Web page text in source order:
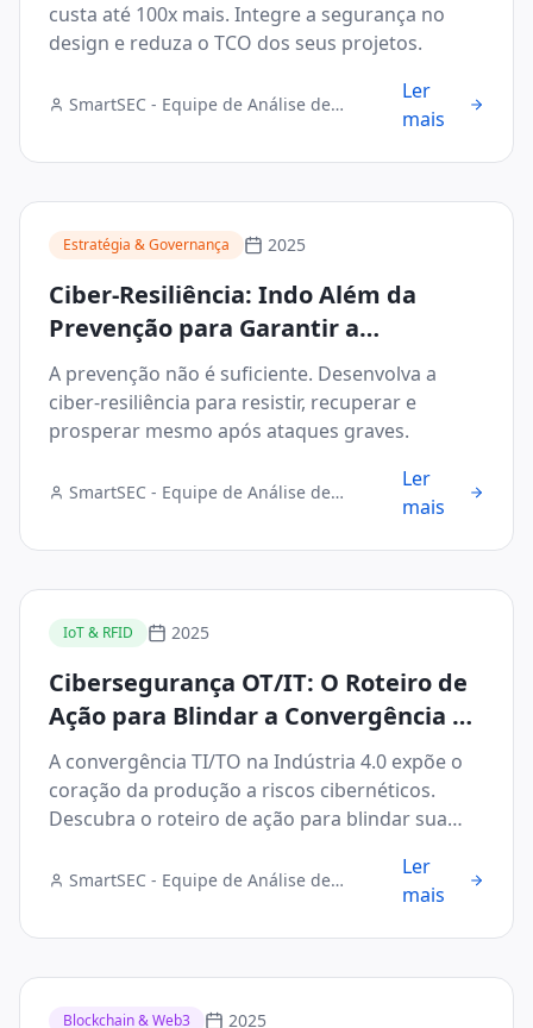
custa até 100x mais. Integre a segurança no
design e reduza o TCO dos seus projetos.
SmartSEC - Equipe de Análise de
Ler
mais
Estratégia & Governança 2025
Ciber-Resiliência: Indo Além da
Prevenção para Garantir a
Continuidade dos Negócios Após um
Incidente
A prevenção não é suficiente. Desenvolva a
ciber-resiliência para resistir, recuperar e
prosperar mesmo após ataques graves.
SmartSEC - Equipe de Análise de
Ler
mais
IoT & RFID 2025
Cibersegurança OT/IT: O Roteiro de
Ação para Blindar a Convergência na
Indústria 4.0
A convergência TI/TO na Indústria 4.0 expõe o
coração da produção a riscos cibernéticos.
Descubra o roteiro de ação para blindar sua
SmartSEC - Equipe de Análise de
Ler
mais
Blockchain & Web3 2025